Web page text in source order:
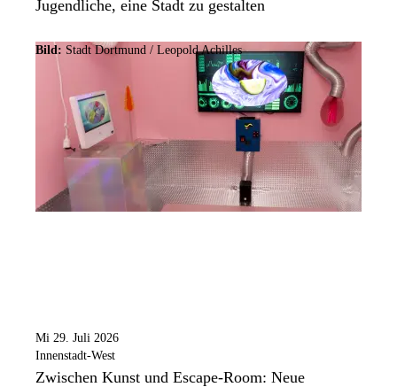
Jugendliche, eine Stadt zu gestalten
Bild: Stadt Dortmund / Leopold Achilles
Mi 29. Juli 2026
Innenstadt-West
Zwischen Kunst und Escape-Room: Neue